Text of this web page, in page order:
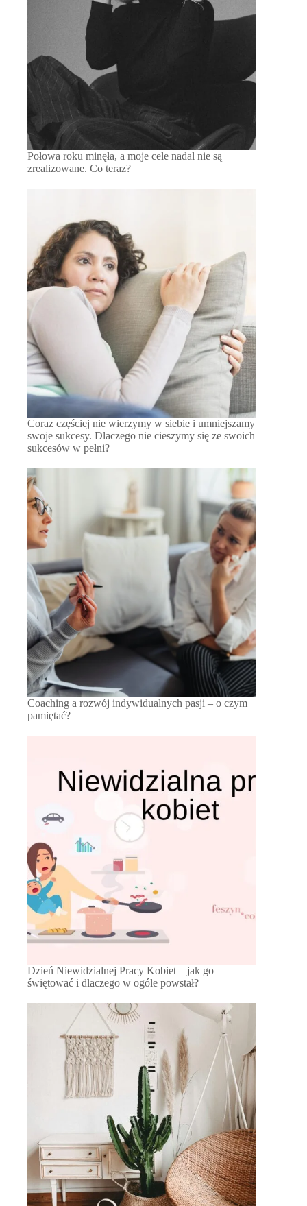
Połowa roku minęła, a moje cele nadal nie są
zrealizowane. Co teraz?
Coraz częściej nie wierzymy w siebie i umniejszamy
swoje sukcesy. Dlaczego nie cieszymy się ze swoich
sukcesów w pełni?
Coaching a rozwój indywidualnych pasji – o czym
pamiętać?
Dzień Niewidzialnej Pracy Kobiet – jak go
świętować i dlaczego w ogóle powstał?